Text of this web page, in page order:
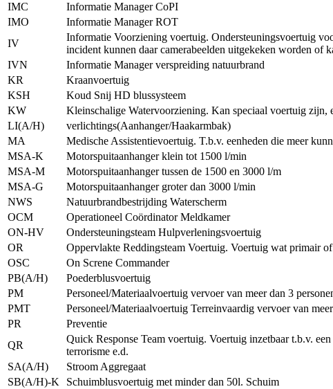
IMC
Informatie Manager CoPI
IMO
Informatie Manager ROT
IV
Informatie Voorziening voertuig. Ondersteuningsvoertuig
incident kunnen daar camerabeelden uitgekeken worden of
IVN
Informatie Manager verspreiding natuurbrand
KR
Kraanvoertuig
KSH
Koud Snij HD blussysteem
KW
Kleinschalige Watervoorziening. Kan speciaal voertuig zijn,
LI(A/H)
verlichtings(Aanhanger/Haakarmbak)
MA
Medische Assistentievoertuig. T.b.v. eenheden die meer
MSA-K
Motorspuitaanhanger klein tot 1500 l/min
MSA-M
Motorspuitaanhanger tussen de 1500 en 3000 l/m
MSA-G
Motorspuitaanhanger groter dan 3000 l/min
NWS
Natuurbrandbestrijding Waterscherm
OCM
Operationeel Coördinator Meldkamer
ON-HV
Ondersteuningsteam Hulpverleningsvoertuig
OR
Oppervlakte Reddingsteam Voertuig. Voertuig wat primair
OSC
On Screne Commander
PB(A/H)
Poederblusvoertuig
PM
Personeel/Materiaalvoertuig vervoer van meer dan 3
PMT
Personeel/Materiaalvoertuig Terreinvaardig vervoer van
PR
Preventie
QR
Quick Response Team voertuig. Voertuig inzetbaar t.b.v.
terrorisme e.d.
SA(A/H)
Stroom Aggregaat
SB(A/H)-K
Schuimblusvoertuig met minder dan 50l. Schuim